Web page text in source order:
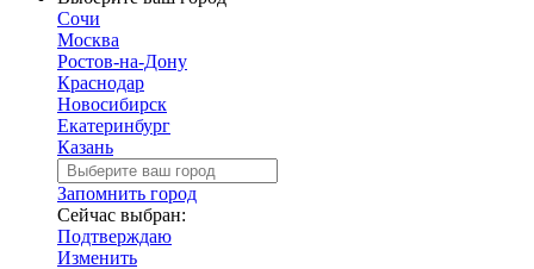
Сочи
Москва
Ростов-на-Дону
Краснодар
Новосибирск
Екатеринбург
Казань
Запомнить город
Сейчас выбран:
Подтверждаю
Изменить